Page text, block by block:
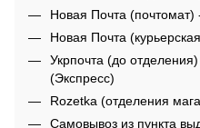
Новая Почта (почтомат)
Новая Почта
Укрпочта (до
(Экспресс)
Rozetka (отделения
Самовывоз из пункта